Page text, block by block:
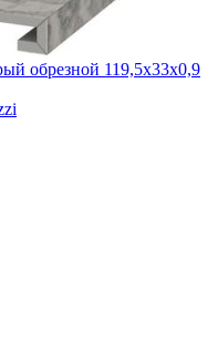
обрезной 119,5x33х0,9